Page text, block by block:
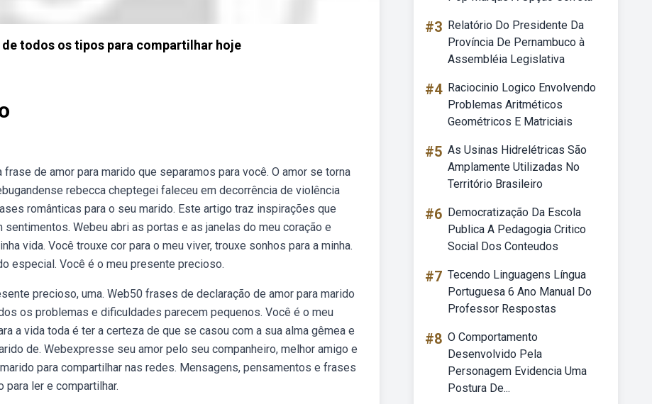
todos os tipos para compartilhar hoje
de amor para marido que separamos para você. O amor se torna
rebecca cheptegei faleceu em decorrência de violência
românticas para o seu marido. Este artigo traz inspirações que
Webeu abri as portas e as janelas do meu coração e
vida. Você trouxe cor para o meu viver, trouxe sonhos para a minha.
especial. Você é o meu presente precioso.
precioso, uma. Web50 frases de declaração de amor para marido
os problemas e dificuldades parecem pequenos. Você é o meu
a vida toda é ter a certeza de que se casou com a sua alma gêmea e
de. Webexpresse seu amor pelo seu companheiro, melhor amigo e
para compartilhar nas redes. Mensagens, pensamentos e frases
para ler e compartilhar.
#3 Relatório Do Presidente Da
Província De Pernambuco à
Assembléia Legislativa
#4 Raciocinio Logico Envolvendo
Problemas Aritméticos
Geométricos E Matriciais
#5 As Usinas Hidrelétricas São
Amplamente Utilizadas No
Território Brasileiro
#6 Democratização Da Escola
Publica A Pedagogia Critico
Social Dos Conteudos
#7 Tecendo Linguagens Língua
Portuguesa 6 Ano Manual Do
Professor Respostas
#8 O Comportamento
Desenvolvido Pela
Personagem Evidencia Uma
Postura De...